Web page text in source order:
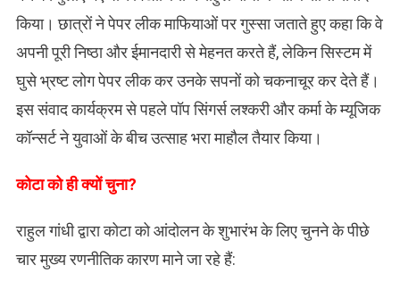
किया। छात्रों ने पेपर लीक माफियाओं पर गुस्सा जताते हुए कहा कि वे
अपनी पूरी निष्ठा और ईमानदारी से मेहनत करते हैं, लेकिन सिस्टम में
घुसे भ्रष्ट लोग पेपर लीक कर उनके सपनों को चकनाचूर कर देते हैं।
इस संवाद कार्यक्रम से पहले पॉप सिंगर्स लश्करी और कर्मा के म्यूजिक
कॉन्सर्ट ने युवाओं के बीच उत्साह भरा माहौल तैयार किया।
​कोटा को ही क्यों चुना?
राहुल गांधी द्वारा कोटा को आंदोलन के शुभारंभ के लिए चुनने के पीछे
चार मुख्य रणनीतिक कारण माने जा रहे हैं: